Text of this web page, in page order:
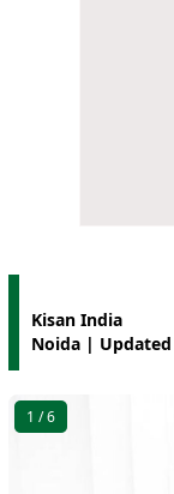
Kisan India
Noida | Updated
1 / 6